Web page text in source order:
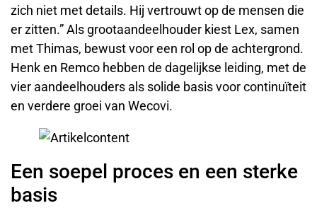
zich niet met details. Hij vertrouwt op de mensen die
er zitten.” Als grootaandeelhouder kiest Lex, samen
met Thimas, bewust voor een rol op de achtergrond.
Henk en Remco hebben de dagelijkse leiding, met de
vier aandeelhouders als solide basis voor continuïteit
en verdere groei van Wecovi.
Een soepel proces en een sterke
basis